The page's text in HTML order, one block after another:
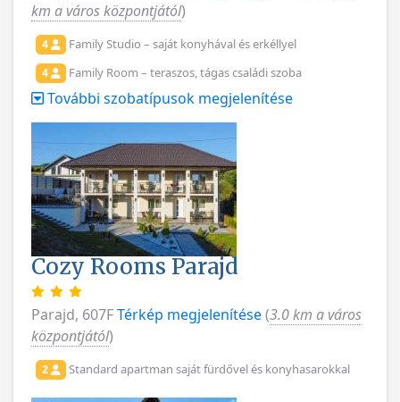
km a város központjától)
4 Family Studio – saját konyhával és erkéllyel
4 Family Room – teraszos, tágas családi szoba
További szobatípusok megjelenítése
Cozy Rooms Parajd
Parajd, 607FTérkép megjelenítése(3.0 km a város
központjától)
2 Standard apartman saját fürdővel és konyhasarokkal